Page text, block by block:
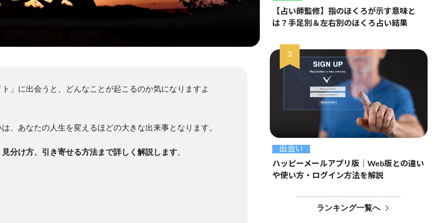
」に出会うと、どんなことが起こるのか気になりますよ
、あなたの人生を変えるほどの大きな出来事となります。
分け方、引き寄せる方法まで詳しく解説します。
【占い師監修】指のほくろが示す意味と
は？手足別＆左右別のほくろ占い結果
出会い
ハッピーメールアプリ版｜Web版との違い
や使い方・ログイン方法を解説
ランキング一覧へ